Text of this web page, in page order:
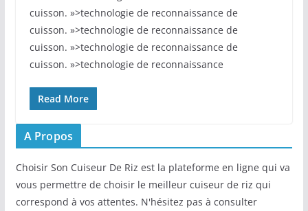
cuisson. »>technologie de reconnaissance de
cuisson. »>technologie de reconnaissance de
cuisson. »>technologie de reconnaissance de
cuisson. »>technologie de reconnaissance
Read More
A Propos
Choisir Son Cuiseur De Riz est la plateforme en ligne qui va
vous permettre de choisir le meilleur cuiseur de riz qui
correspond à vos attentes. N'hésitez pas à consulter